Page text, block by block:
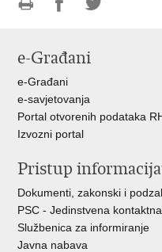
FacebookuTwitteru
e-Građani
e-Građani
e-savjetovanja
Portal otvorenih podataka
Izvozni portal
Pristup
Dokumenti, zakonski i
PSC - Jedinstvena
Službenica za informiranje
Javna nabava